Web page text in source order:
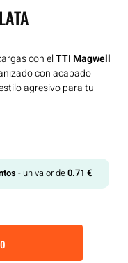
con elTTI Magwell
con acabado
agresivo para tu
- un valor de0.71 €